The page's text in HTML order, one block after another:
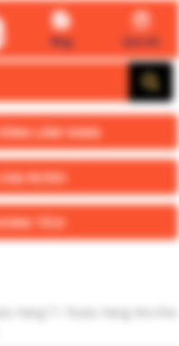
Blog Quà tết
LÀM VANG
RƯỢU
TÍCH